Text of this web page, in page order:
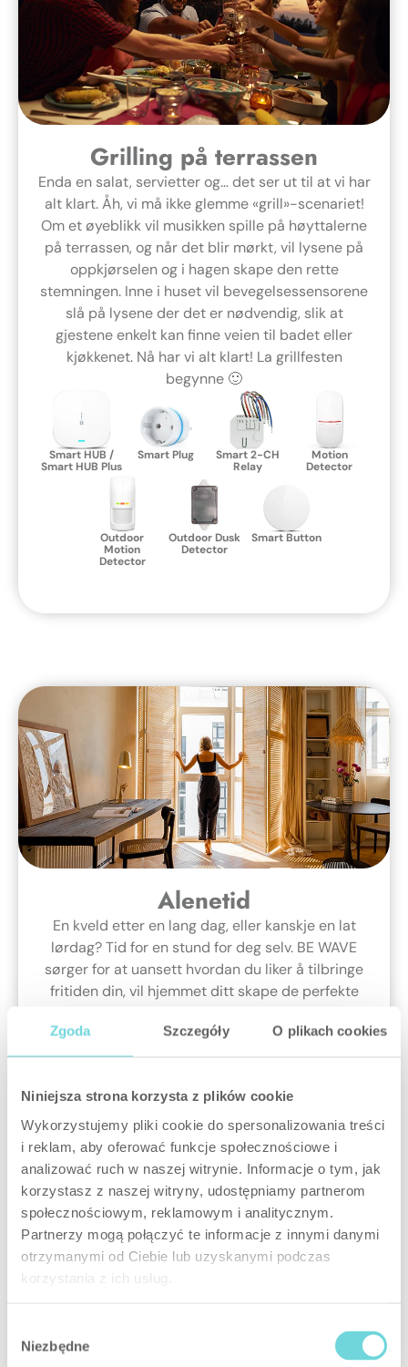
Zgoda Szczegóły O plikach cookies
Niniejsza strona korzysta z plików cookie
Wykorzystujemy pliki cookie do spersonalizowania treści
i reklam, aby oferować funkcje społecznościowe i
analizować ruch w naszej witrynie. Informacje o tym, jak
korzystasz z naszej witryny, udostępniamy partnerom
społecznościowym, reklamowym i analitycznym.
Partnerzy mogą połączyć te informacje z innymi danymi
otrzymanymi od Ciebie lub uzyskanymi podczas
korzystania z ich usług.
zgody
Niezbędne
Grilling på terrassen
Enda en salat, servietter og… det ser ut til at vi har
alt klart. Åh, vi må ikke glemme «grill»-scenariet!
Om et øyeblikk vil musikken spille på høyttalerne
på terrassen, og når det blir mørkt, vil lysene på
oppkjørselen og i hagen skape den rette
stemningen. Inne i huset vil bevegelsessensorene
slå på lysene der det er nødvendig, slik at
gjestene enkelt kan finne veien til badet eller
kjøkkenet. Nå har vi alt klart! La grillfesten
begynne 🙂
Smart HUB /
Smart HUB Plus
Smart Plug
Smart 2-CH
Relay
Motion
Detector
Outdoor
Motion
Detector
Outdoor Dusk
Detector
Smart Button
Alenetid
En kveld etter en lang dag, eller kanskje en lat
lørdag? Tid for en stund for deg selv. BE WAVE
sørger for at uansett hvordan du liker å tilbringe
fritiden din, vil hjemmet ditt skape de perfekte
belysning, musikk, gardiner, persienner – alt kan
settes opp som en del av «slapp av»-scenariet.
en bok, hekling, hobbyarbeid, film, et bad, samtale
med kjære, matlaging… Det er godt å koble av fra
problemene en stund og slappe av. God
avslapning 🙂
Smart HUB /
Smart HUB Plus
Smart
Thermostat
Smart Plug
Smart 2-CH
Relay